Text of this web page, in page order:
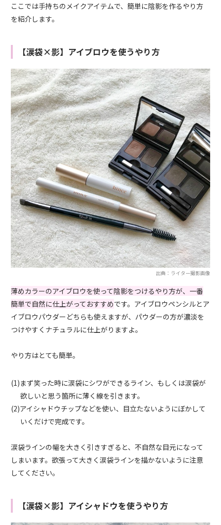
ここでは手持ちのメイクアイテムで、簡単に陰影を作るやり方
を紹介します。
【涙袋×影】アイブロウを使うやり方
出典：ライター撮影画像
薄めカラーのアイブロウを使って陰影をつけるやり方が、一番
簡単で自然に仕上がっておすすめです。アイブロウペンシルとア
イブロウパウダーどちらも使えますが、パウダーの方が濃淡を
つけやすくナチュラルに仕上がりますよ。
やり方はとても簡単。
(1)まず笑った時に涙袋にシワができるライン、もしくは涙袋が
欲しいと思う箇所に薄く線を引きます。
(2)アイシャドウチップなどを使い、目立たないようにぼかして
いくだけで完成です。
涙袋ラインの幅を大きく引きすぎると、不自然な目元になって
しまいます。欲張って大きく涙袋ラインを描かないように注意
してください。
【涙袋×影】アイシャドウを使うやり方